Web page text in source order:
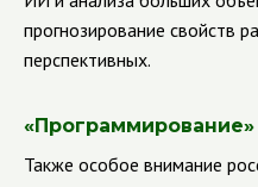
прогнозирование свойств
перспективных.
Также особое внимание